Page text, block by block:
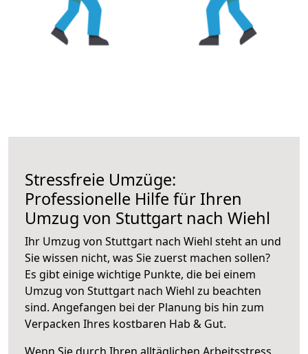
Stressfreie Umzüge:
Professionelle Hilfe für Ihren
Umzug von Stuttgart nach Wiehl
Ihr Umzug von Stuttgart nach Wiehl steht an und
Sie wissen nicht, was Sie zuerst machen sollen?
Es gibt einige wichtige Punkte, die bei einem
Umzug von Stuttgart nach Wiehl zu beachten
sind. Angefangen bei der Planung bis hin zum
Verpacken Ihres kostbaren Hab & Gut.